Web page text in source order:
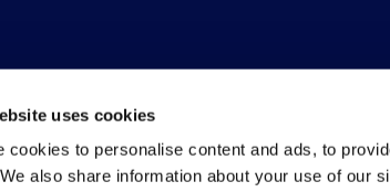
uses cookies
cookies to personalise content and ads, to
also share information about your use of our
Datei.